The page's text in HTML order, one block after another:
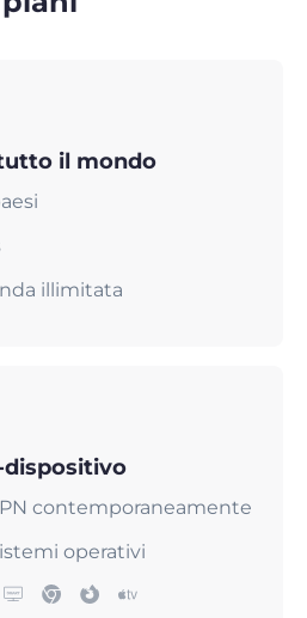
il mondo
illimitata
contemporaneamente
operativi